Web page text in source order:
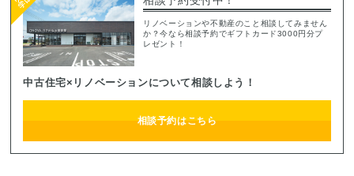
リノベーションや不動産のこと相談してみません
か？今なら相談予約でギフトカード3000円分プ
レゼント！
中古住宅×リノベーションについて相談しよう！
相談予約はこちら